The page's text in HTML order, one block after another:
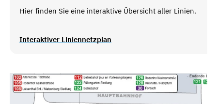
Hier finden Sie eine interaktive Übersicht aller Linien.
Interaktiver Liniennetzplan